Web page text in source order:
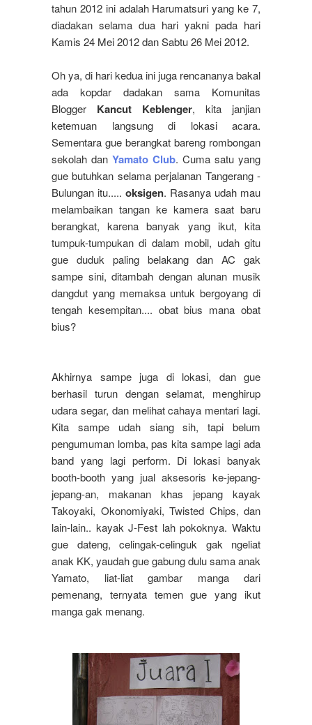
tahun 2012 ini adalah Harumatsuri yang ke 7,
diadakan selama dua hari yakni pada hari
Kamis 24 Mei 2012 dan Sabtu 26 Mei 2012.
Oh ya, di hari kedua ini juga rencananya bakal
ada kopdar dadakan sama Komunitas
Blogger Kancut Keblenger, kita janjian
ketemuan langsung di lokasi acara.
Sementara gue berangkat bareng rombongan
sekolah dan Yamato Club. Cuma satu yang
gue butuhkan selama perjalanan Tangerang -
Bulungan itu..... oksigen. Rasanya udah mau
melambaikan tangan ke kamera saat baru
berangkat, karena banyak yang ikut, kita
tumpuk-tumpukan di dalam mobil, udah gitu
gue duduk paling belakang dan AC gak
sampe sini, ditambah dengan alunan musik
dangdut yang memaksa untuk bergoyang di
tengah kesempitan.... obat bius mana obat
bius?
Akhirnya sampe juga di lokasi, dan gue
berhasil turun dengan selamat, menghirup
udara segar, dan melihat cahaya mentari lagi.
Kita sampe udah siang sih, tapi belum
pengumuman lomba, pas kita sampe lagi ada
band yang lagi perform. Di lokasi banyak
booth-booth yang jual aksesoris ke-jepang-
jepang-an, makanan khas jepang kayak
Takoyaki, Okonomiyaki, Twisted Chips, dan
lain-lain.. kayak J-Fest lah pokoknya. Waktu
gue dateng, celingak-celinguk gak ngeliat
anak KK, yaudah gue gabung dulu sama anak
Yamato, liat-liat gambar manga dari
pemenang, ternyata temen gue yang ikut
manga gak menang.